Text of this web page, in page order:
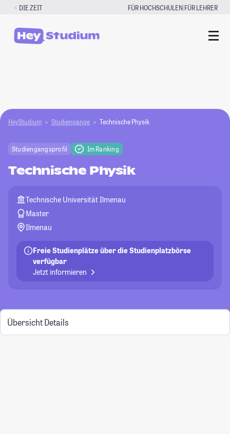
Zum
springen
DIE ZEIT FÜR HOCHSCHULEN|FÜR LEHRER
HeyStudium Studiengänge Technische Physik
Studiengangsprofil Im Ranking
Technische Physik
Technische Universität Ilmenau
Master
Ilmenau
Freie Studienplätze über die Studienplatzbörse
verfügbar
Jetzt informieren
Übersicht Details